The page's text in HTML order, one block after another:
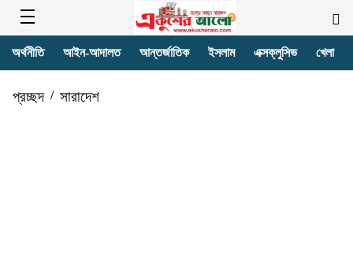
অর্থনীতি আইন-আদালত আন্তর্জাতিক ইসলাম এক্সক্লুসিভ খেলা
প্রচ্ছদ/ সারাদেশ